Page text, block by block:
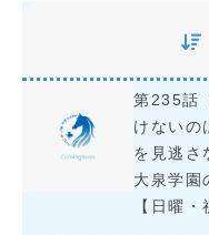
第235話
けないの
を見逃さ
大泉学園
【日曜・